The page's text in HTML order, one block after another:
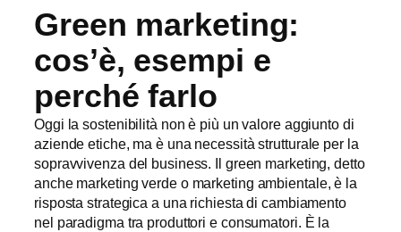
Green marketing:
cos’è, esempi e
perché farlo
Oggi la sostenibilità non è più un valore aggiunto di
aziende etiche, ma è una necessità strutturale per la
sopravvivenza del business. Il green marketing, detto
anche marketing verde o marketing ambientale, è la
risposta strategica a una richiesta di cambiamento
nel paradigma tra produttori e consumatori. È la